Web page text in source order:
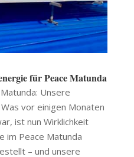
für Peace Matunda
Unsere
vor einigen Monaten
ist nun Wirklichkeit
im Peace Matunda
– und unsere